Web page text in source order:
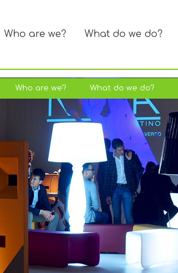
Who are we? What do we do?
Who are we? What do we do?
Who are we? What do we do?
Who are we? What do we do?